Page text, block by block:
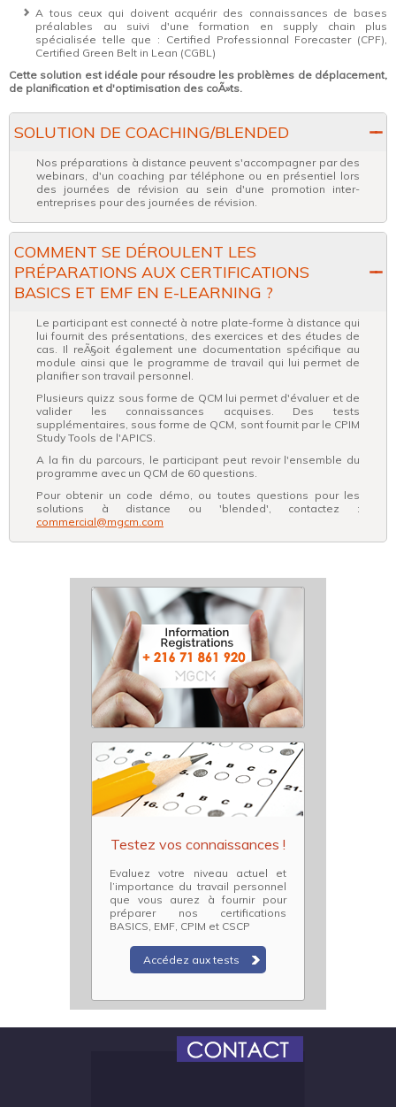
A tous ceux qui doivent acquérir des connaissances de bases
préalables au suivi d'une formation en supply chain plus
spécialisée telle que : Certified Professionnal Forecaster (CPF),
Certified Green Belt in Lean (CGBL)
Cette solution est idéale pour résoudre les problèmes de déplacement,
de planification et d'optimisation des coÃ»ts.
SOLUTION DE COACHING/BLENDED
Nos préparations à distance peuvent s'accompagner par des
webinars, d'un coaching par téléphone ou en présentiel lors
des journées de révision au sein d'une promotion inter-
entreprises pour des journées de révision.
COMMENT SE DÉROULENT LES
PRÉPARATIONS AUX CERTIFICATIONS
BASICS ET EMF EN E-LEARNING ?
Le participant est connecté à notre plate-forme à distance qui
lui fournit des présentations, des exercices et des études de
cas. Il reÃ§oit également une documentation spécifique au
module ainsi que le programme de travail qui lui permet de
planifier son travail personnel.
Plusieurs quizz sous forme de QCM lui permet d'évaluer et de
valider les connaissances acquises. Des tests
supplémentaires, sous forme de QCM, sont fournit par le CPIM
Study Tools de l'APICS.
A la fin du parcours, le participant peut revoir l'ensemble du
programme avec un QCM de 60 questions.
Pour obtenir un code démo, ou toutes questions pour les
solutions à distance ou 'blended', contactez :
commercial@mgcm.com
Testez vos connaissances !
Evaluez votre niveau actuel et
l’importance du travail personnel
que vous aurez à fournir pour
préparer nos certifications
BASICS, EMF, CPIM et CSCP
Accédez aux tests